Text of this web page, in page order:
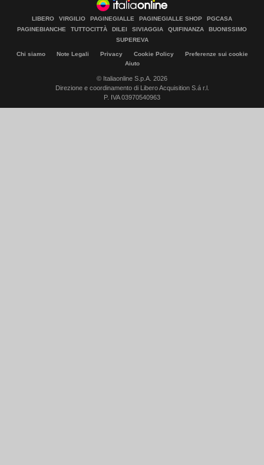
LIBERO VIRGILIO PAGINEGIALLE PAGINEGIALLE SHOP
PGCASA
PAGINEBIANCHE
TUTTOCITTÀ DILEI SIVIAGGIA QUIFINANZA
BUONISSIMO
SUPEREVA
Chi siamo Note Legali Privacy Cookie Policy
Preferenze sui cookie
Aiuto
© Italiaonline S.p.A. 2026
Direzione e coordinamento di Libero Acquisition S.á r.l.
P. IVA 03970540963